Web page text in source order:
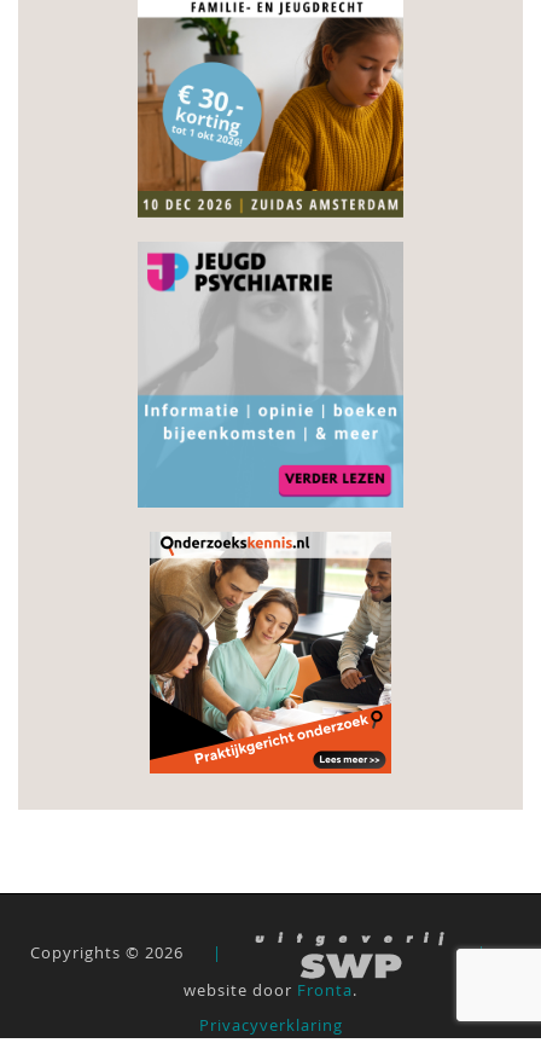
Copyrights © 2026 |
|
website door Fronta.
Privacyverklaring